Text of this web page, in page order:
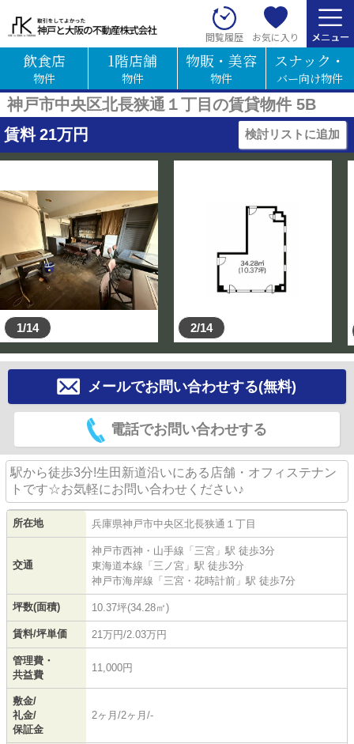
閲覧履歴 お気に入り
飲食店
物件
1階店舗
物件
物販・美容
物件
スナック・
バー向け物件
神戸市中央区北長狭通１丁目の賃貸物件 5B
賃料 21万円 検討リストに追加
1/14 2/14
メールでお問い合わせする(無料)
電話でお問い合わせする
駅から徒歩3分!生田新道沿いにある店舗・オフィステナン
トです☆お気軽にお問い合わせください♪
所在地 兵庫県神戸市中央区北長狭通 １丁目
交通
神戸市西神・山手線 「 三宮 」駅 徒歩3分
東海道本線 「 三ノ宮 」駅 徒歩3分
神戸市海岸線 「 三宮・花時計前 」駅 徒歩7分
坪数(面積) 10.37坪(34.28㎡)
賃料/坪単価 21万円/2.03万円
管理費・
共益費
11,000円
敷金/
礼金/
保証金
2ヶ月/2ヶ月/-